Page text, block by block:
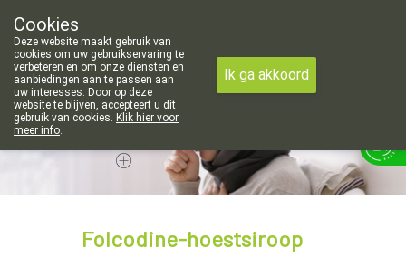
openingsuren voor de apotheek in Attenhoven: dinsdag gesloten
011/88 14 74
Vandaag
Folcodine-hoestsiroop
Cookies
Deze website maakt gebruik van
cookies om uw gebruikservaring te
verbeteren en om onze diensten en
aanbiedingen aan te passen aan
uw interesses. Door op deze
website te blijven, accepteert u dit
gebruik van cookies. Klik hier voor
meer info.
Ik ga akkoord